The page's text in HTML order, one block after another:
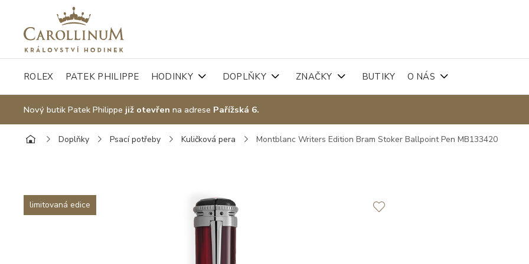
ROLEX PATEK PHILIPPE HODINKY DOPLŇKY ZNAČKY BUTIKY O NÁS
Nový butik Patek Philippe již otevřen na adrese Pařížská 6.
Doplňky Psací potřeby Kuličková pera Montblanc Writers Edition Bram Stoker Ballpoint Pen MB133420
limitovaná edice